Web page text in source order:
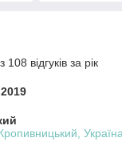
відгуків за рік
Україна